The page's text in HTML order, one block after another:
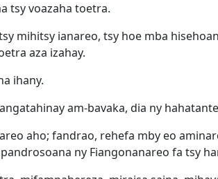
tsy voazaha toetra.
mihitsy ianareo, tsy hoe mba
aza izahay.
ihany.
am-bavaka, dia ny
aho; fandrao, rehefa mby eo
ny Fiangonanareo fa tsy